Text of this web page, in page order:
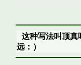
这种写法叫顶真
远：）